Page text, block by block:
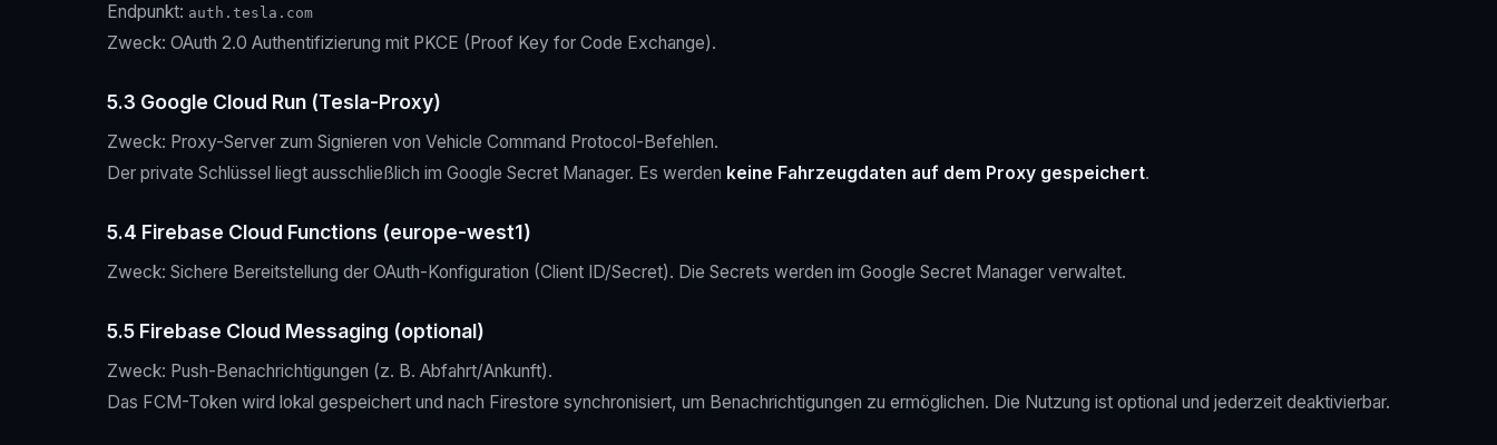
Endpunkt: auth.tesla.com
Zweck: OAuth 2.0 Authentifizierung mit PKCE (Proof Key for Code Exchange).
5.3 Google Cloud Run (Tesla-Proxy)
Zweck: Proxy-Server zum Signieren von Vehicle Command Protocol-Befehlen.
Der private Schlüssel liegt ausschließlich im Google Secret Manager. Es werden keine Fahrzeugdaten auf dem Proxy gespeichert.
5.4 Firebase Cloud Functions (europe-west1)
Zweck: Sichere Bereitstellung der OAuth-Konfiguration (Client ID/Secret). Die Secrets werden im Google Secret Manager verwaltet.
5.5 Firebase Cloud Messaging (optional)
Zweck: Push-Benachrichtigungen (z. B. Abfahrt/Ankunft).
Das FCM-Token wird lokal gespeichert und nach Firestore synchronisiert, um Benachrichtigungen zu ermöglichen. Die Nutzung ist optional und jederzeit deaktivierbar.